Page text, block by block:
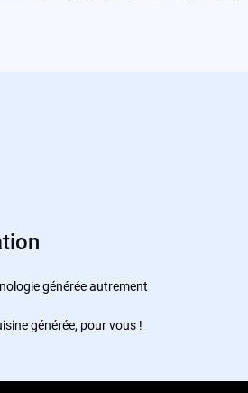
générée autrement
générée, pour vous !